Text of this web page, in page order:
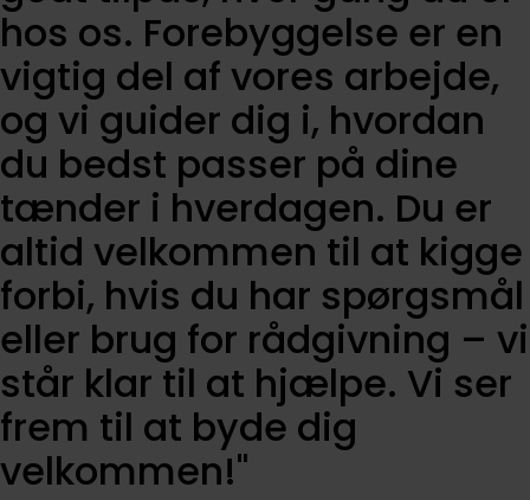
hos os. Forebyggelse er en
vigtig del af vores arbejde,
og vi guider dig i, hvordan
du bedst passer på dine
tænder i hverdagen. Du er
altid velkommen til at kigge
forbi, hvis du har spørgsmål
eller brug for rådgivning – vi
står klar til at hjælpe. Vi ser
frem til at byde dig
velkommen!"